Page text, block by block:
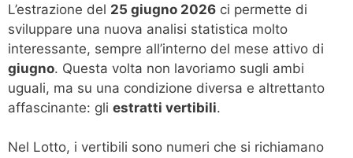
L’estrazione del 25 giugno 2026 ci permette di
sviluppare una nuova analisi statistica molto
interessante, sempre all’interno del mese attivo di
giugno. Questa volta non lavoriamo sugli ambi
uguali, ma su una condizione diversa e altrettanto
affascinante: gli estratti vertibili.
Nel Lotto, i vertibili sono numeri che si richiamano